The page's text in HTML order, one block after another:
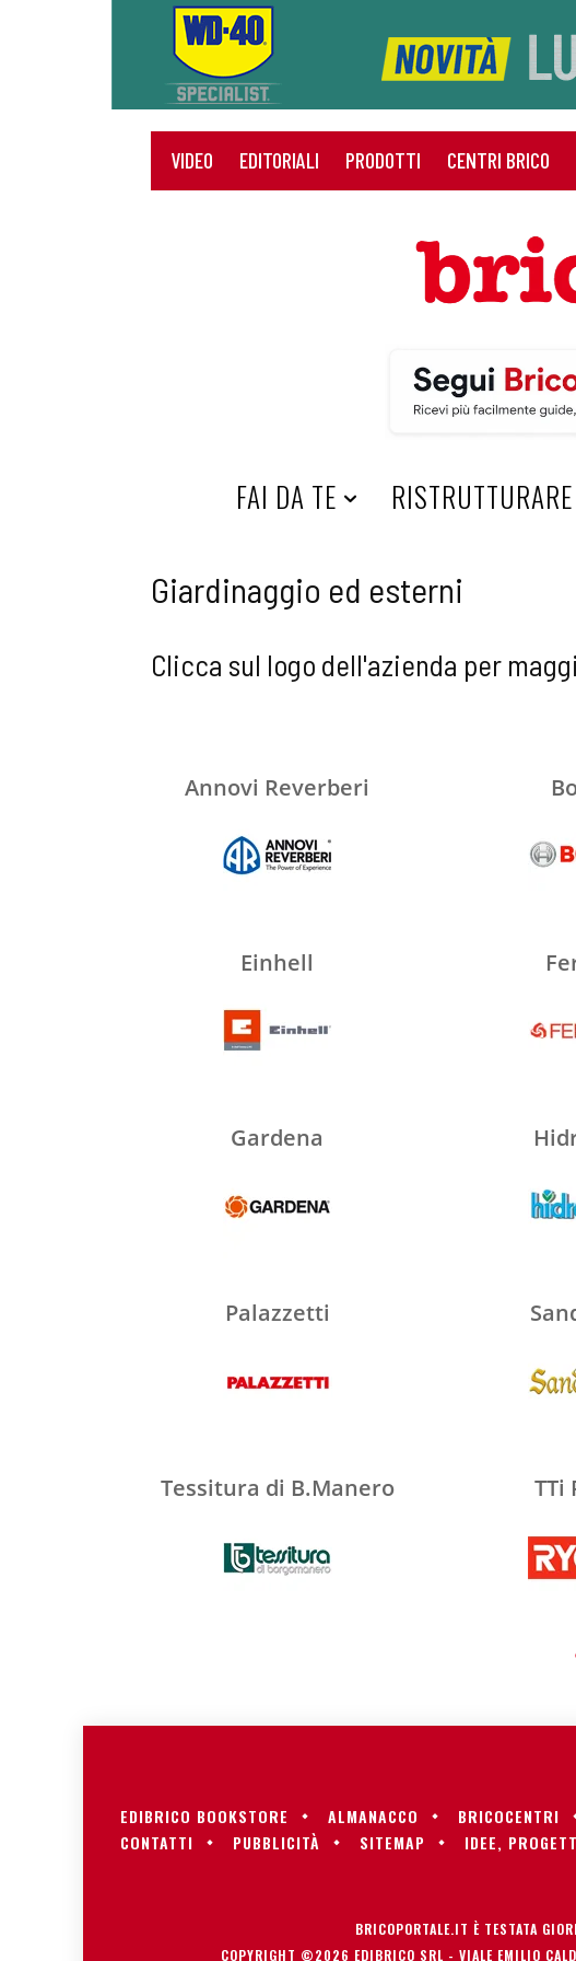
VIDEO EDITORIALI PRODOTTI CENTRI BRICO
FAI DA TE
Giardinaggio ed esterni
Clicca sul logo dell'azienda per
Annovi Reverberi
Einhell
Gardena
Palazzetti
Tessitura di B.Manero TTi
EDIBRICO BOOKSTORE ALMANACCO BRICOCENTRI
CONTATTI
PUBBLICITÀ SITEMAP IDEE,
BRICOPORTALE.IT È TESTATA
COPYRIGHT ©2026 EDIBRICO SRL - VIALE EMILIO